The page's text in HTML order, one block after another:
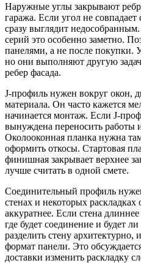
Наружные углы закрывают
гаража. Если угол не
сразу выглядит
серий это особенно заметно.
панелями, а не после покупки.
но они выполняют другую
ребер фасада.
J-профиль нужен вокруг окон,
материала. Он часто кажется
начинается монтаж. Если J-
вынуждена переносить работы
Околооконная планка нужна
оформить откосы. Стартовая
финишная закрывает верхнее
лучше считать в одной смете.
Соединительный профиль
стенах и некоторых раскладках
аккуратнее. Если стена
где будет соединение и будет
разделить стену архитектурно,
формат панели. Это
доставки изменить раскладку